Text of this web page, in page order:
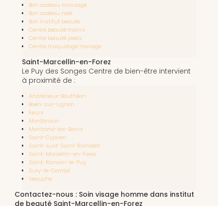
Bon cadeau massage
Bon cadeau noël
Bon institut beauté
Centre beauté mains
Centre beauté pieds
Centre maquillage mariage
Saint-Marcellin-en-Forez
Le Puy des Songes Centre de bien-être intervient
à proximité de :
Andrézieux-Bouthéon
Boën-sur-Lignon
Feurs
Montbrison
Montrond-les-Bains
Saint-Cyprien
Saint-Just-Saint-Rambert
Saint-Marcellin-en-Forez
Saint-Romain-le-Puy
Sury-le-Comtal
Veauche
Contactez-nous : Soin visage homme dans institut
de beauté Saint-Marcellin-en-Forez